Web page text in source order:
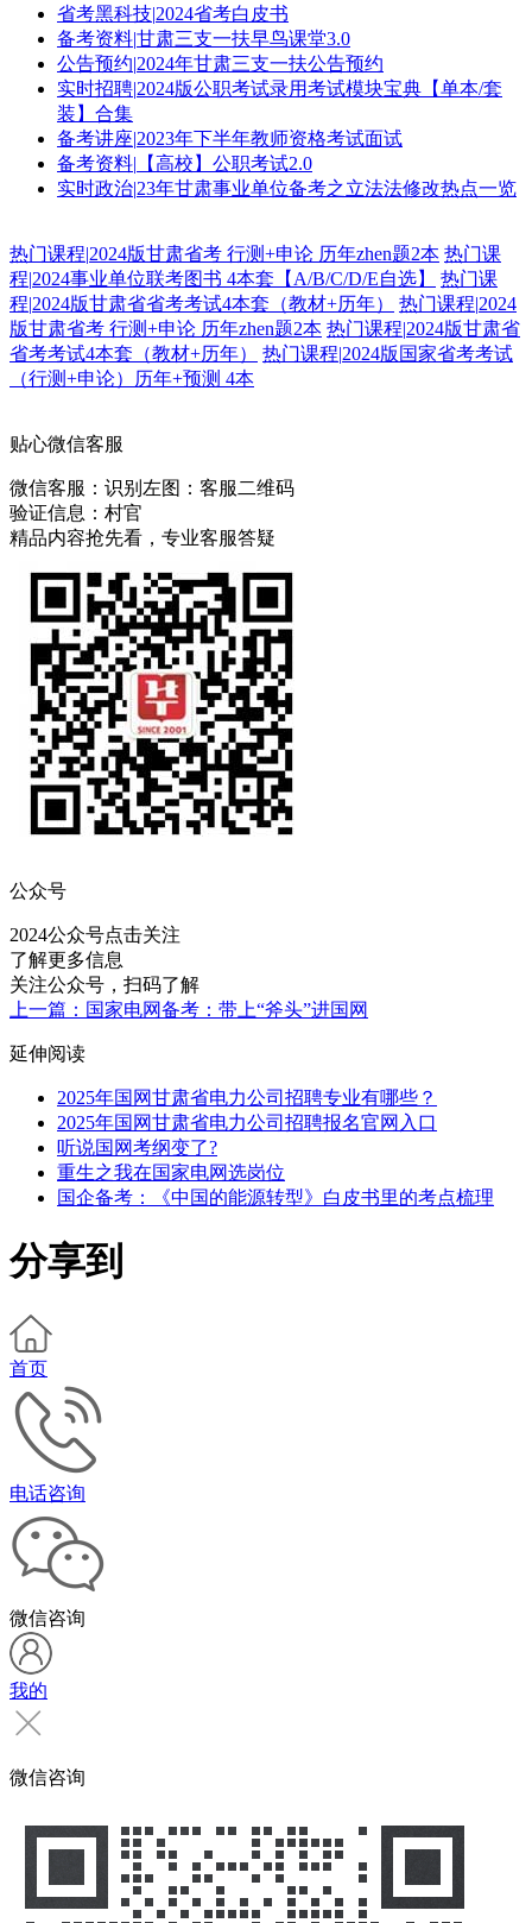
省考黑科技|2024省考白皮书
备考资料|甘肃三支一扶早鸟课堂3.0
公告预约|2024年甘肃三支一扶公告预约
实时招聘|2024版公职考试录用考试模块宝典【单本/套
装】合集
备考讲座|2023年下半年教师资格考试面试
备考资料| 【高校】公职考试2.0
实时政治|23年甘肃事业单位备考之立法法修改热点一览
热门课程|2024版甘肃省考 行测+申论 历年zhen题2本 热门课
程|2024事业单位联考图书 4本套【A/B/C/D/E自选】
热门课
程|2024版甘肃省省考考试4本套（教材+历年） 热门课程|2024
版甘肃省考 行测+申论 历年zhen题2本 热门课程|2024版甘肃省
省考考试4本套（教材+历年）
热门课程|2024版国家省考考试
（行测+申论）历年+预测 4本
贴心微信客服
微信客服： 识别左图：客服二维码
验证信息：村官
精品内容抢先看，专业客服答疑
公众号
2024公众号点击关注
了解更多信息
关注公众号，扫码了解
上一篇：国家电网备考：带上“斧头”进国网
延伸阅读
2025年国网甘肃省电力公司招聘专业有哪些？
2025年国网甘肃省电力公司招聘报名官网入口
听说国网考纲变了?
重生之我在国家电网选岗位
国企备考：《中国的能源转型》白皮书里的考点梳理
分享到
首页
电话咨询
微信咨询
我的
微信咨询